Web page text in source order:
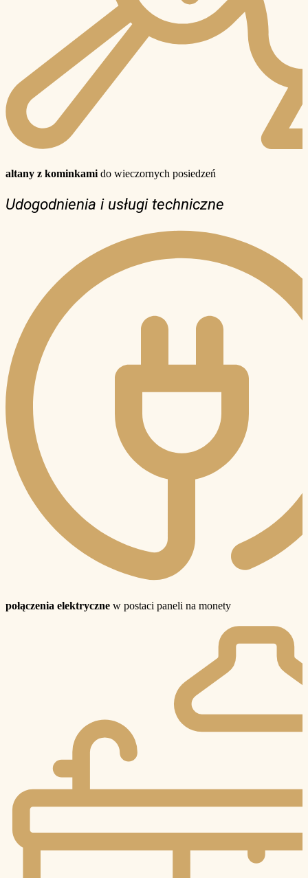
altany z kominkami do wieczornych posiedzeń
Udogodnienia i usługi techniczne
połączenia elektryczne w postaci paneli na monety